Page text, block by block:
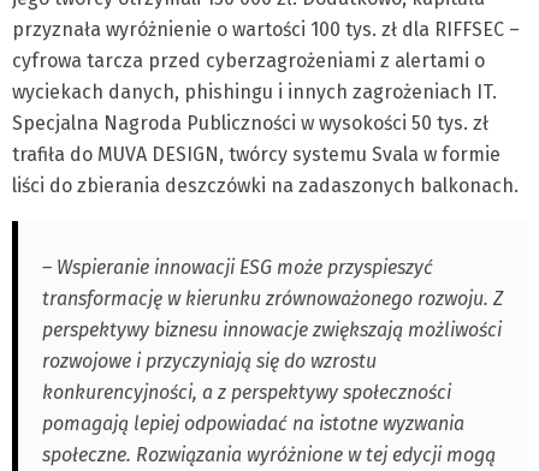
przyznała wyróżnienie o wartości 100 tys. zł dla RIFFSEC –
cyfrowa tarcza przed cyberzagrożeniami z alertami o
wyciekach danych, phishingu i innych zagrożeniach IT.
Specjalna Nagroda Publiczności w wysokości 50 tys. zł
trafiła do MUVA DESIGN, twórcy systemu Svala w formie
liści do zbierania deszczówki na zadaszonych balkonach.
– Wspieranie innowacji ESG może przyspieszyć
transformację w kierunku zrównoważonego rozwoju. Z
perspektywy biznesu innowacje zwiększają możliwości
rozwojowe i przyczyniają się do wzrostu
konkurencyjności, a z perspektywy społeczności
pomagają lepiej odpowiadać na istotne wyzwania
społeczne. Rozwiązania wyróżnione w tej edycji mogą